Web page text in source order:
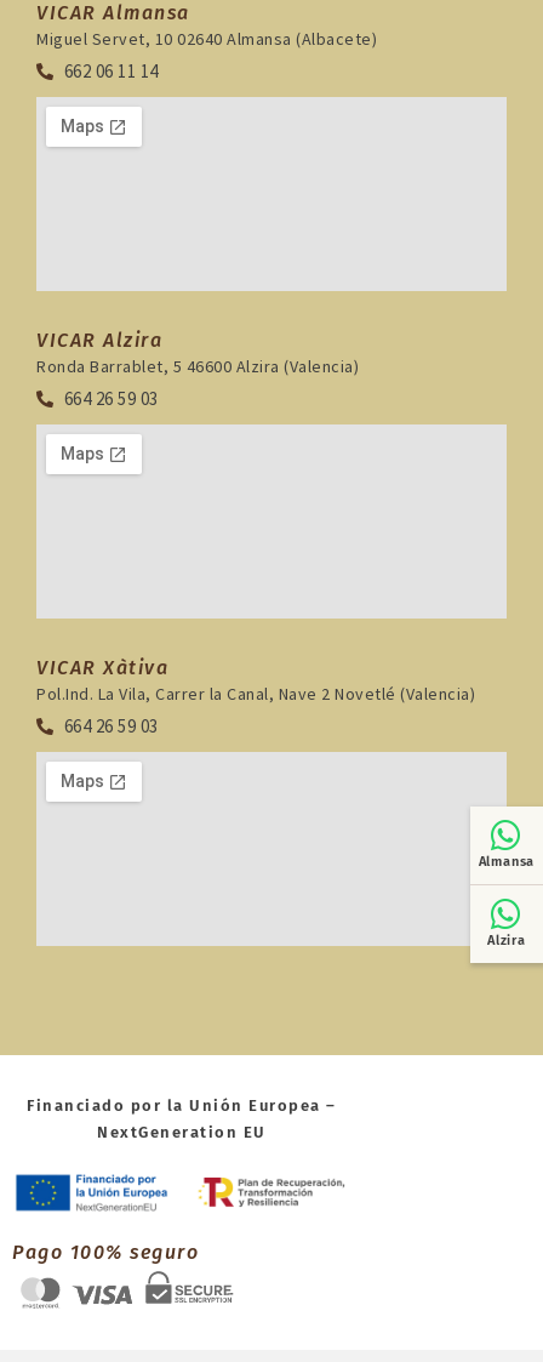
Almansa
Alzira
VICAR Almansa
Miguel Servet, 10 02640 Almansa (Albacete)
662 06 11 14
VICAR Alzira
Ronda Barrablet, 5 46600 Alzira (Valencia)
664 26 59 03
VICAR Xàtiva
Pol.Ind. La Vila, Carrer la Canal, Nave 2 Novetlé (Valencia)
664 26 59 03
Financiado por la Unión Europea –
NextGeneration EU
Pago 100% seguro